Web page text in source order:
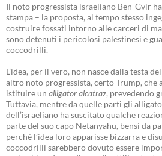
Il noto progressista israeliano Ben-Gvir
stampa – la proposta, al tempo stesso
costruire fossati intorno alle carceri di
sono detenuti i pericolosi palestinesi e
coccodrilli.
L’idea, per il vero, non nasce dalla testa
altro noto progressista, certo Trump, che
istituire un alligator alcatraz, prevedendo
Tuttavia, mentre da quelle parti gli
dell’israeliano ha suscitato qualche
parte del suo capo Netanyahu, bensì da
perché l’idea loro apparisse bizzarra e
coccodrilli sarebbero dovuto essere